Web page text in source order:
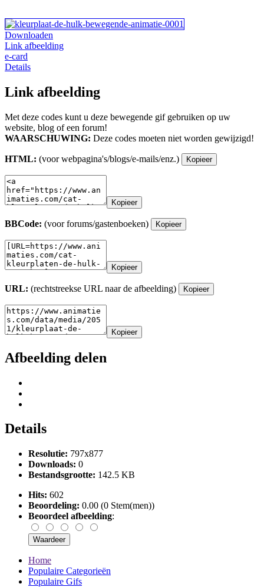
Downloaden
Link afbeelding
e-card
Details
Link afbeelding
Met deze codes kunt u deze bewegende gif gebruiken op uw
website, blog of een forum!
WAARSCHUWING: Deze codes moeten niet worden gewijzigd!
HTML: (voor webpagina's/blogs/e-mails/enz.) Kopieer
Kopieer
BBCode: (voor forums/gastenboeken) Kopieer
Kopieer
URL: (rechtstreekse URL naar de afbeelding) Kopieer
Kopieer
Afbeelding delen
Details
Resolutie: 797x877
Downloads: 0
Bestandsgrootte: 142.5 KB
Hits: 602
Beoordeling: 0.00 (0 Stem(men))
Beoordeel afbeelding:
Home
Populaire Categorieën
Populaire Gifs